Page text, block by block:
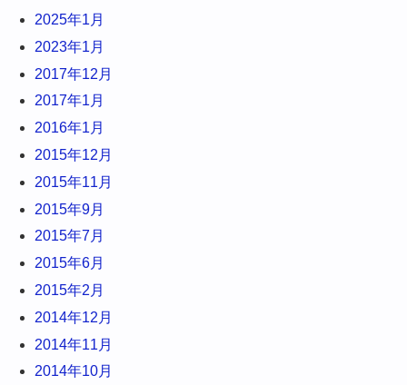
2025年1月
2023年1月
2017年12月
2017年1月
2016年1月
2015年12月
2015年11月
2015年9月
2015年7月
2015年6月
2015年2月
2014年12月
2014年11月
2014年10月